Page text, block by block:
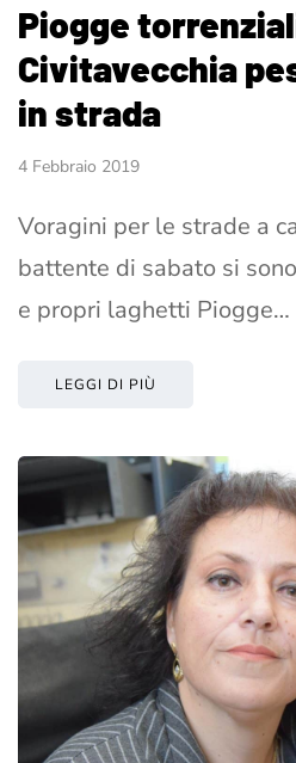
Piogge
Civitavecchia
in strada
4 Febbraio 2019
Voragini per le strade a
battente di sabato si
e propri laghetti Piogge…
LEGGI DI PIÙ